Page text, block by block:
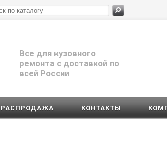
Все для кузовного
ремонта с доставкой по
всей России
РАСПРОДАЖА КОНТАКТЫ